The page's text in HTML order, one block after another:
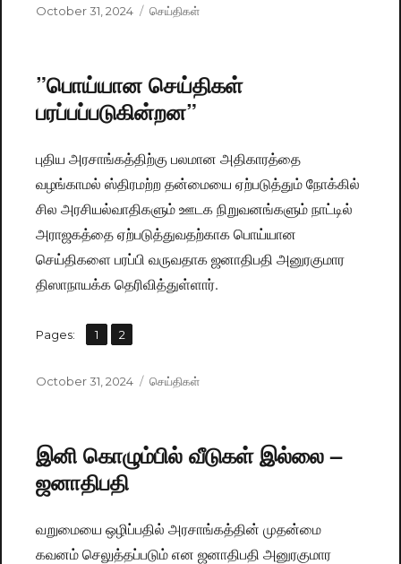
Posted
October 31, 2024 Categories
செய்திகள்
”பொய்யான செய்திகள்
பரப்பப்படுகின்றன”
புதிய அரசாங்கத்திற்கு பலமான அதிகாரத்தை
வழங்காமல் ஸ்திரமற்ற தன்மையை ஏற்படுத்தும் நோக்கில்
சில அரசியல்வாதிகளும் ஊடக நிறுவனங்களும் நாட்டில்
அராஜகத்தை ஏற்படுத்துவதற்காக பொய்யான
செய்திகளை பரப்பி வருவதாக ஜனாதிபதி அனுரகுமார
திஸாநாயக்க தெரிவித்துள்ளார்.
Pages: Page
1 ,
Page
2
Posted
October 31, 2024 Categories
செய்திகள்
இனி கொழும்பில் வீடுகள் இல்லை –
ஜனாதிபதி
வறுமையை ஒழிப்பதில் அரசாங்கத்தின் முதன்மை
கவனம் செலுத்தப்படும் என ஜனாதிபதி அனுரகுமார